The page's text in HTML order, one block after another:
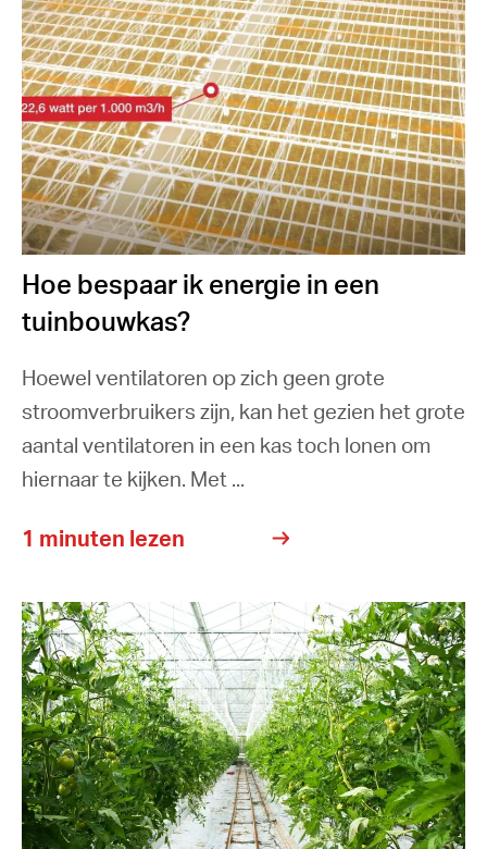
Hoe bespaar ik energie in een
tuinbouwkas?
Hoewel ventilatoren op zich geen grote
stroomverbruikers zijn, kan het gezien het grote
aantal ventilatoren in een kas toch lonen om
hiernaar te kijken. Met ...
1 minuten lezen